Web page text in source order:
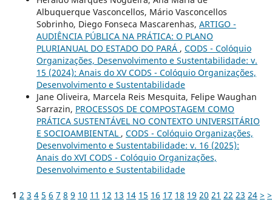
Albuquerque Vasconcellos, Mário Vasconcellos
Sobrinho, Diego Fonseca Mascarenhas, ARTIGO -
AUDIÊNCIA PÚBLICA NA PRÁTICA: O PLANO
PLURIANUAL DO ESTADO DO PARÁ , CODS - Colóquio
Organizações, Desenvolvimento e Sustentabilidade: v.
15 (2024): Anais do XV CODS - Colóquio Organizações,
Desenvolvimento e Sustentabilidade
Jane Oliveira, Marcela Reis Mesquita, Felipe Waughan
Sarrazin, PROCESSOS DE COMPOSTAGEM COMO
PRÁTICA SUSTENTÁVEL NO CONTEXTO UNIVERSITÁRIO
E SOCIOAMBIENTAL , CODS - Colóquio Organizações,
Desenvolvimento e Sustentabilidade: v. 16 (2025):
Anais do XVI CODS - Colóquio Organizações,
Desenvolvimento e Sustentabilidade
1 2 3 4 5 6 7 8 9 10 11 12 13 14 15 16 17 18 19 20 21 22 23 24 >